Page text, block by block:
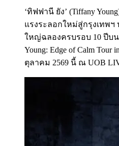
‘ทิฟฟานี ยัง’ (Tiffany
แรงระลอกใหม่สู่กรุงเทพฯ
ใหญ่ฉลองครบรอบ 10 ปีบน
Young: Edge of Calm
ตุลาคม 2569 นี้ ณ UOB